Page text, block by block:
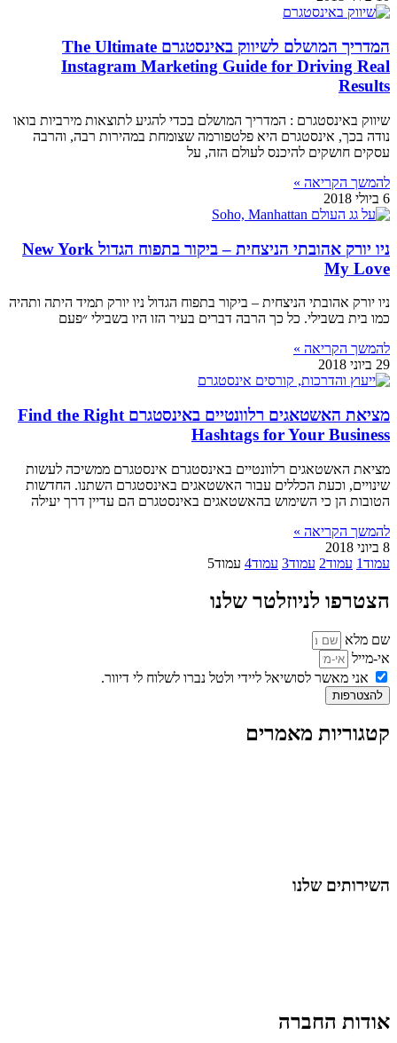
המדריך המושלם לשיווק באינסטגרם The Ultimate
Instagram Marketing Guide for Driving Real
Results
שיווק באינסטגרם : המדריך המושלם בכדי להגיע לתוצאות מירביות בואו
נודה בכך, אינסטגרם היא פלטפורמה שצומחת במהירות רבה, והרבה
עסקים חושקים להיכנס לעולם הזה, על
להמשך הקריאה »
6 ביולי 2018
ניו יורק אהובתי הניצחית – ביקור בתפוח הגדול New York
My Love
ניו יורק אהובתי הניצחית – ביקור בתפוח הגדול ניו יורק תמיד היתה ותהיה
כמו בית בשבילי. כל כך הרבה דברים בעיר הזו היו בשבילי ״פעם
להמשך הקריאה »
29 ביוני 2018
מציאת האשטאגים רלוונטיים באינסטגרם Find the Right
Hashtags for Your Business
מציאת האשטאגים רלוונטיים באינסטגרם אינסטגרם ממשיכה לעשות
שינויים, וכעת הכללים עבור האשטאגים באינסטגרם השתנו. החדשות
הטובות הן כי השימוש בהאשטאגים באינסטגרם הם עדיין דרך יעילה
להמשך הקריאה »
8 ביוני 2018
עמוד1 עמוד2 עמוד3 עמוד4 עמוד5
הצטרפו לניוזלטר שלנו
שם מלא
אי-מייל
אני מאשר לסושיאל ליידי ולטל נברו לשלוח לי דיוור.
להצטרפות
קטגוריות מאמרים
השירותים שלנו
אודות החברה